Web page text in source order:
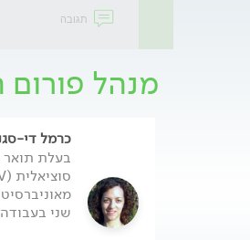
תגובה
מנהל
כרמל די-
בעלת תואר
שני